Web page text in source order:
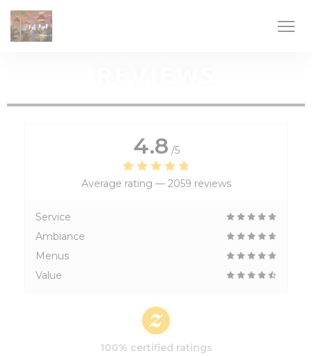
4.8 /5
Average rating — 2059 reviews
Service
Ambiance
Menus
Value
100% certified ratings